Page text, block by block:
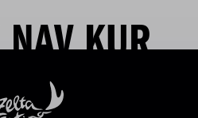
KUR